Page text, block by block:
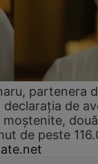
partenera
declarația de
moștenite, două
de peste